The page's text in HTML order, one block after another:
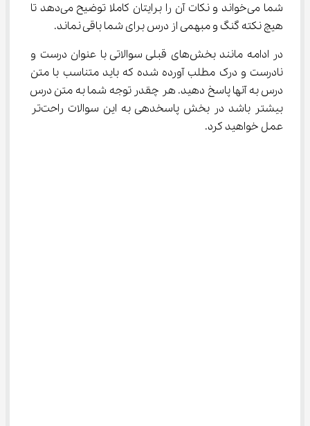
شما می‌خواند و نکات آن را برایتان کاملا توضیح می‌دهد تا
هیچ نکته گنگ و مبهمی از درس برای شما باقی نماند.
در ادامه مانند بخش‌های قبلی سوالاتی با عنوان درست و
نادرست و درک مطلب آورده شده که باید متناسب با متن
درس به آنها پاسخ دهید. هر چقدر توجه شما به متن درس
بیشتر باشد در بخش پاسخدهی به این سوالات راحت‌تر
عمل خواهید کرد.